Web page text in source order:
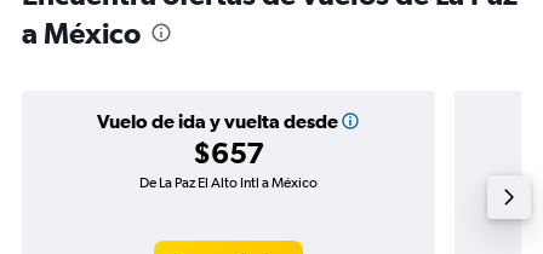
a México
Vuelo de ida y vuelta desde
$657
De La Paz El Alto Intl a México